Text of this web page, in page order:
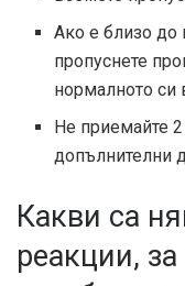
Ако е близо до
пропуснете
нормалното си
Не приемайте
допълнителни
Какви са
реакции,